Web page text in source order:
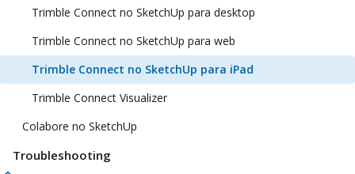
Trimble Connect no SketchUp para desktop
Trimble Connect no SketchUp para web
Trimble Connect no SketchUp para iPad
Trimble Connect Visualizer
Colabore no SketchUp
Troubleshooting